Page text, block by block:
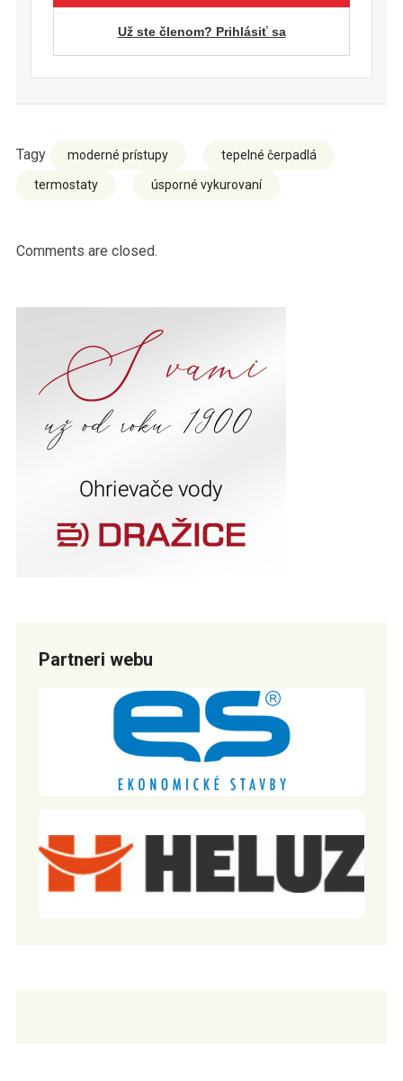
Už ste členom? Prihlásiť sa
Tagy moderné prístupy tepelné čerpadlá
termostaty úsporné vykurovaní
Comments are closed.
Partneri webu